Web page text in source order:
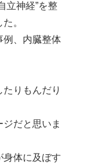
立神経”を整
。
例、内臓整体
たりもんだり
だと思いま
身体に及ぼす